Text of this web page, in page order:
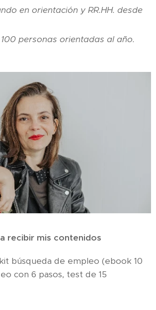
en orientación y RR.HH. desde
personas orientadas al año.
recibir mis contenidos
búsqueda de empleo (ebook 10
con 6 pasos, test de 15